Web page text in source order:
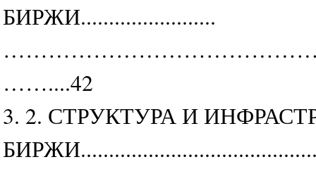
БИРЖИ........................
……....42
3. 2. СТРУКТУРА И